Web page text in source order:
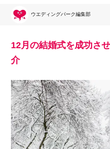
ウエディングパーク編集部
12月の結婚式を成功さ
介